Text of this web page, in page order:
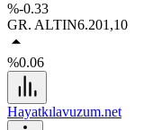
%-0.33
GR. ALTIN6.201,10
%0.06
Hayatkılavuzum.net